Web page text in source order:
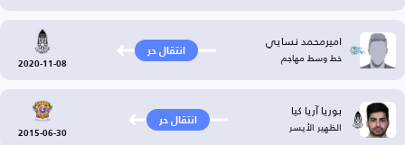
اميرمحمد نسايي
خط وسط مهاجم انتقال حر
2020-11-08
بوريا آريا كيا
الظهير الأيسر انتقال حر
2015-06-30